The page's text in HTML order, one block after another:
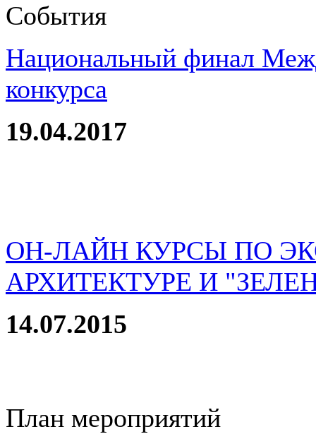
События
Национальный финал
конкурса
19.04.2017
ОН-ЛАЙН КУРСЫ ПО
АРХИТЕКТУРЕ И
14.07.2015
План мероприятий